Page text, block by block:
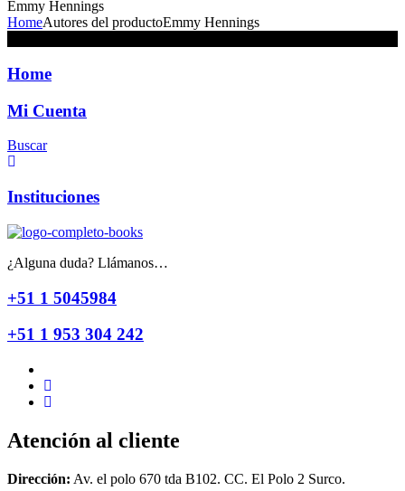
Emmy Hennings
HomeAutores del productoEmmy Hennings
Home
Mi Cuenta
Buscar
Instituciones
¿Alguna duda? Llámanos…
+51 1 5045984
+51 1 953 304 242
Atención al cliente
Dirección: Av. el polo 670 tda B102. CC. El Polo 2 Surco.